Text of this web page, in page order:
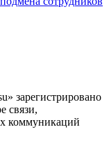
зарегистрировано
связи,
коммуникаций